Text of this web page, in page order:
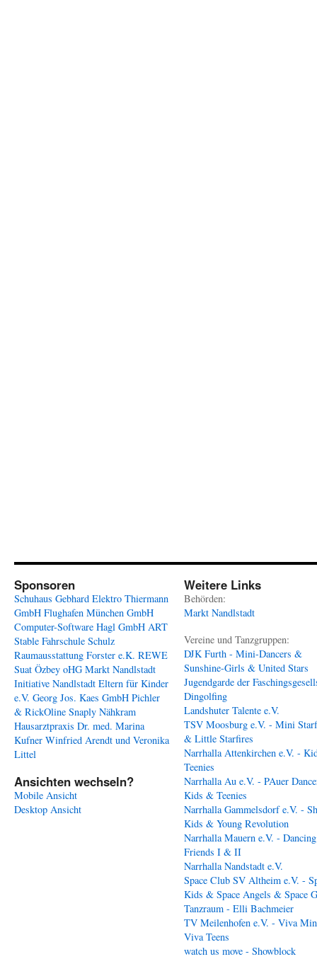
Sponsoren
Schuhaus Gebhard Elektro Thiermann
GmbH Flughafen München GmbH
Computer-Software Hagl GmbH ART
Stable Fahrschule Schulz
Raumausstattung Forster e.K. REWE
Suat Özbey oHG Markt Nandlstadt
Initiative Nandlstadt Eltern für Kinder
e.V. Georg Jos. Kaes GmbH Pichler
& RickOline Snaply Nähkram
Hausarztpraxis Dr. med. Marina
Kufner Winfried Arendt und Veronika
Littel
Ansichten wechseln?
Mobile Ansicht
Desktop Ansicht
Weitere Links
Behörden:
Markt Nandlstadt
Vereine und Tanzgruppen:
DJK Furth - Mini-Dancers &
Sunshine-Girls & United Stars
Jugendgarde der
Dingolfing
Landshuter Talente e.V.
TSV Moosburg e.V. - Mini
& Little Starfires
Narrhalla Attenkirchen e.V. -
Teenies
Narrhalla Au e.V. - PAuer
Kids & Teenies
Narrhalla Gammelsdorf e.V. -
Kids & Young Revolution
Narrhalla Mauern e.V. - Dancing
Friends I & II
Narrhalla Nandstadt e.V.
Space Club SV Altheim e.V. -
Kids & Space Angels & Space
Tanzraum - Elli Bachmeier
TV Meilenhofen e.V. - Viva
Viva Teens
watch us move - Showblock